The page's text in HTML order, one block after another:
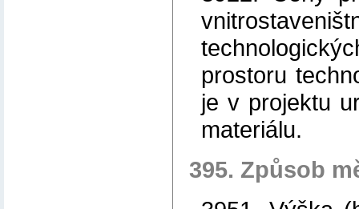
prostoru
je v projektu
materiálu.
395. Způsob